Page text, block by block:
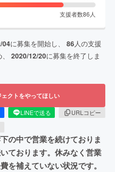
支援者数86 人
04に募集を開始し、 86人の支援
2020/12/20に募集を終了しま
クトをやってほしい
LINEで送る
URLコピー
の中で営業を続けておりま
ております。休みなく営業
を補えていない状況です。